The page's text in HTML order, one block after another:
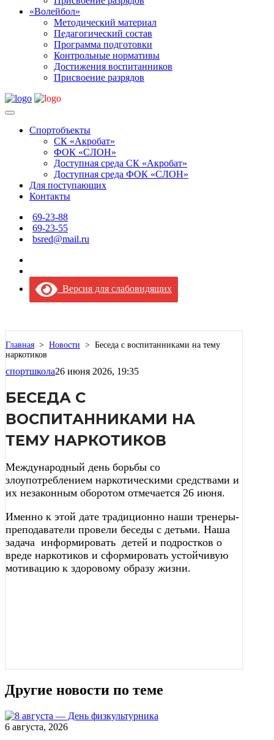
«Волейбол»
Методический материал
Педагогический состав
Программа подготовки
Контрольные нормативы
Достижения воспитанников
Присвоение разрядов
Спортобъекты
СК «Акробат»
ФОК «СЛОН»
Доступная среда СК «Акробат»
Доступная среда ФОК «СЛОН»
Для поступающих
Контакты
69-23-88
69-23-55
bsred@mail.ru
Версия для слабовидящих
Главная > Новости > Беседа с воспитанниками на тему
наркотиков
спортшкола26 июня 2026, 19:35
БЕСЕДА С
ВОСПИТАННИКАМИ НА
ТЕМУ НАРКОТИКОВ
Международный день борьбы со
злоупотреблением наркотическими средствами и
их незаконным оборотом отмечается 26 июня.
Именно к этой дате традиционно наши тренеры-
преподаватели провели беседы с детьми. Наша
задача информировать детей и подростков о
вреде наркотиков и сформировать устойчивую
мотивацию к здоровому образу жизни.
Другие новости по теме
6 августа, 2026